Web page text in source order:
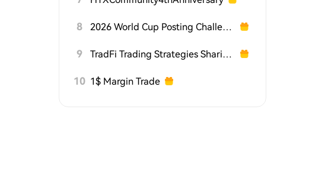
8 2026 World Cup Posting Challenge on HTX Square
9 TradFi Trading Strategies Sharing Challenge
10 1$ Margin Trade